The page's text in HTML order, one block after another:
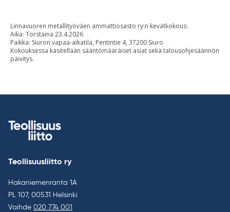
Linnavuoren metallityöväen ammattiosasto ry:n kevätkokous:
Aika: Torstaina 23.4.2026
Paikka: Siuron vapaa-aikatila, Pentintie 4, 37200 Siuro
Kokouksessa käsitellään sääntömääräiset asiat sekä talousohjesäännön
päivitys.
Teollisuusliitto ry
Hakaniemenranta 1A
PL 107, 00531 Helsinki
Vaihde 020 774 001